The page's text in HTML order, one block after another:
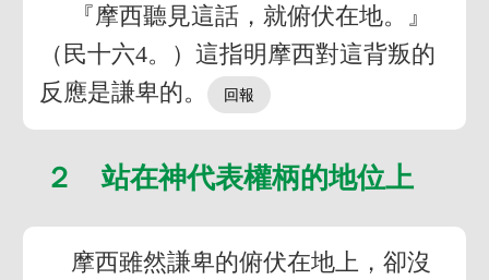
『摩西聽見這話，就俯伏在地。』
（民十六4。）這指明摩西對這背叛的
反應是謙卑的。
２ 站在神代表權柄的地位上
摩西雖然謙卑的俯伏在地上，卻沒